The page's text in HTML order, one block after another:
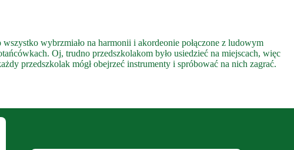
wybrzmiało na harmonii i akordeonie połączone z ludowym
Oj, trudno przedszkolakom było usiedzieć na miejscach, więc
przedszkolak mógł obejrzeć instrumenty i spróbować na nich zagrać.